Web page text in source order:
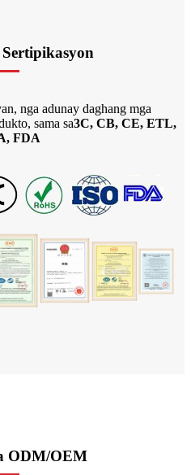
nga adunay daghang mga
sama sa3C, CB, CE, ETL,
FDA
ODM/OEM